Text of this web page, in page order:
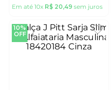
Em até 10x R$ 20,49 sem juros
10%
OFF